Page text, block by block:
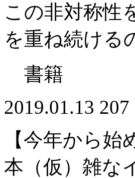
この非対称性
を重ね続ける
書籍
2019.01.13 207
【今年から
本（仮）雑な